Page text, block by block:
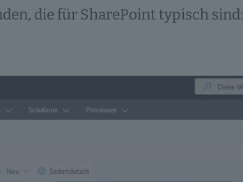
die für SharePoint typisch sind: